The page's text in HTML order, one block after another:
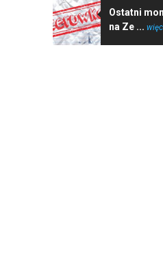
Ostatni
na Ze ...